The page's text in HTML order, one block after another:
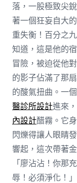
落，一股極致尖
著一個狂妄自大
重失衡！百分之
知道，這是他的
冒險，被迫從他
的影子佔滿了那
的酸氣扭曲。一
醫診所設計進來
內設計醋霧。它
閃爍得讓人眼睛
響起，這次帶著
「廖沾沾！你那
辱！必須淨化！